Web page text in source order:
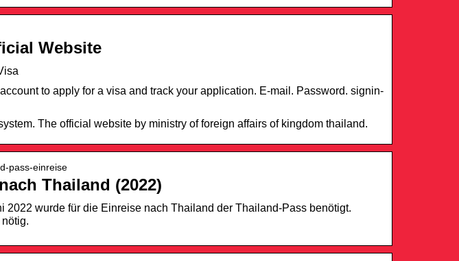
Website
to apply for a visa and track your application. E-mail. Password. signin-
The official website by ministry of foreign affairs of kingdom thailand.
pass-einreise
Thailand (2022)
2022 wurde für die Einreise nach Thailand der Thailand-Pass benötigt.